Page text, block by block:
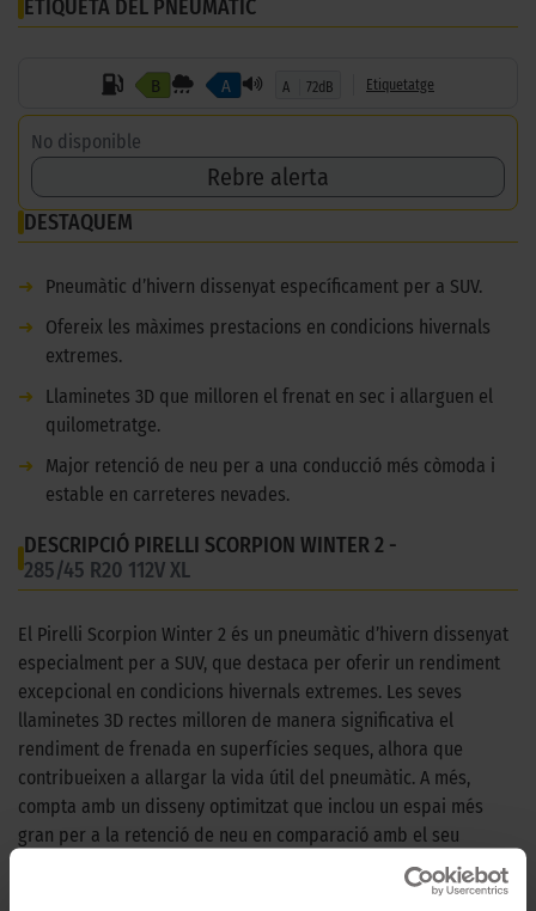
ETIQUETA DEL PNEUMÀTIC
B A A 72dB Etiquetatge
No disponible
Rebre alerta
DESTAQUEM
➜
Pneumàtic d’hivern dissenyat específicament per a SUV.
➜
Ofereix les màximes prestacions en condicions hivernals
extremes.
➜
Llaminetes 3D que milloren el frenat en sec i allarguen el
quilometratge.
➜
Major retenció de neu per a una conducció més còmoda i
estable en carreteres nevades.
DESCRIPCIÓ PIRELLI SCORPION WINTER 2 -
285/45 R20 112V XL
El Pirelli Scorpion Winter 2 és un pneumàtic d’hivern dissenyat
especialment per a SUV, que destaca per oferir un rendiment
excepcional en condicions hivernals extremes. Les seves
llaminetes 3D rectes milloren de manera significativa el
rendiment de frenada en superfícies seques, alhora que
contribueixen a allargar la vida útil del pneumàtic. A més,
compta amb un disseny optimitzat que inclou un espai més
gran per a la retenció de neu en comparació amb el seu
predecessor, cosa que garanteix una conducció més còmoda i
estable en carreteres nevades. El patró en "V" de la banda de